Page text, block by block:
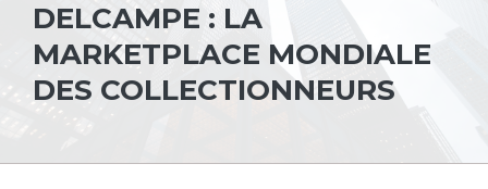
DELCAMPE : LA
MARKETPLACE MONDIALE
DES COLLECTIONNEURS